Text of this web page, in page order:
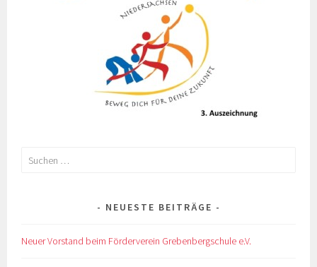
Suchen
NEUESTE BEITRÄGE
Neuer Vorstand beim Förderverein Grebenbergschule e.V.